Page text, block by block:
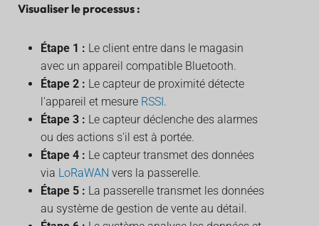
Visualiser le processus :
Étape 1 : Le client entre dans le magasin
avec un appareil compatible Bluetooth.
Étape 2 : Le capteur de proximité détecte
l'appareil et mesure RSSI.
Étape 3 : Le capteur déclenche des alarmes
ou des actions s'il est à portée.
Étape 4 : Le capteur transmet des données
via LoRaWAN vers la passerelle.
Étape 5 : La passerelle transmet les données
au système de gestion de vente au détail.